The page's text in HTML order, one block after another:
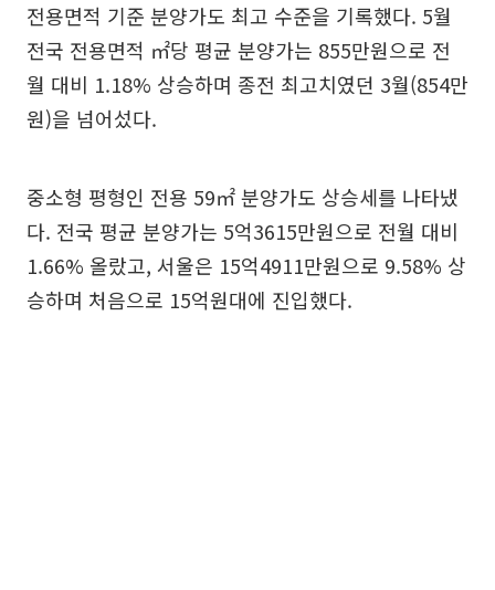
전용면적 기준 분양가도 최고 수준을 기록했다. 5월
전국 전용면적 ㎡당 평균 분양가는 855만원으로 전
월 대비 1.18% 상승하며 종전 최고치였던 3월(854만
원)을 넘어섰다.
중소형 평형인 전용 59㎡ 분양가도 상승세를 나타냈
다. 전국 평균 분양가는 5억3615만원으로 전월 대비
1.66% 올랐고, 서울은 15억4911만원으로 9.58% 상
승하며 처음으로 15억원대에 진입했다.